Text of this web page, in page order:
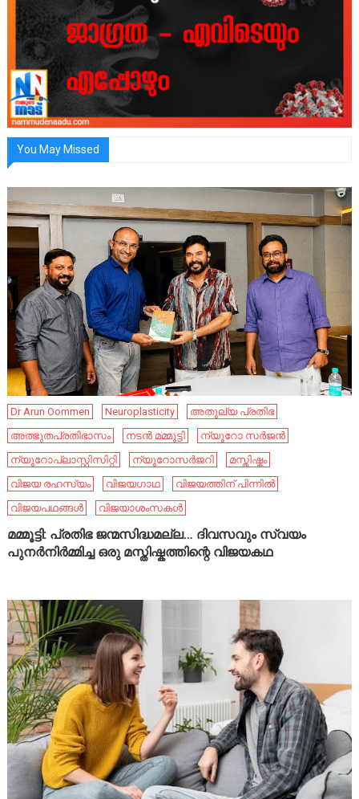
You May Missed
Dr Arun Oommen Neuroplasticity
അതുല്യ പ്രതിഭ
അത്ഭുതപ്രതിഭാസം
നടൻ മമ്മൂട്ടി
ന്യൂറോ സർജൻ
ന്യൂറോപ്ലാസ്റ്റിസിറ്റി
ന്യൂറോസർജറി
മസ്തിഷ്കം
വിജയ രഹസ്യം
വിജയഗാഥ
വിജയത്തിന് പിന്നിൽ
വിജയപഥങ്ങൾ
വിജയാശംസകൾ
മമ്മൂട്ടി: പ്രതിഭ ജന്മസിദ്ധമല്ല… ദിവസവും സ്വയം
പുനർനിർമ്മിച്ച ഒരു മസ്തിഷ്കത്തിന്റെ വിജയകഥ